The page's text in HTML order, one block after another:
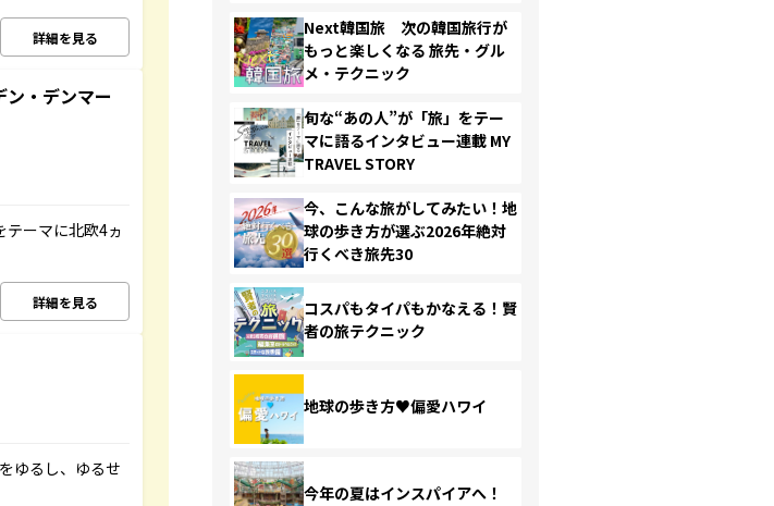
詳細を見る
・デンマー
テーマに北欧4ヵ
詳細を見る
ゆるし、ゆるせ
Next韓国旅 次の韓国旅行が
もっと楽しくなる 旅先・グル
メ・テクニック
旬な“あの人”が「旅」をテー
マに語るインタビュー連載 MY
TRAVEL STORY
今、こんな旅がしてみたい！地
球の歩き方が選ぶ2026年絶対
行くべき旅先30
コスパもタイパもかなえる！賢
者の旅テクニック
地球の歩き方♥偏愛ハワイ
今年の夏はインスパイアへ！